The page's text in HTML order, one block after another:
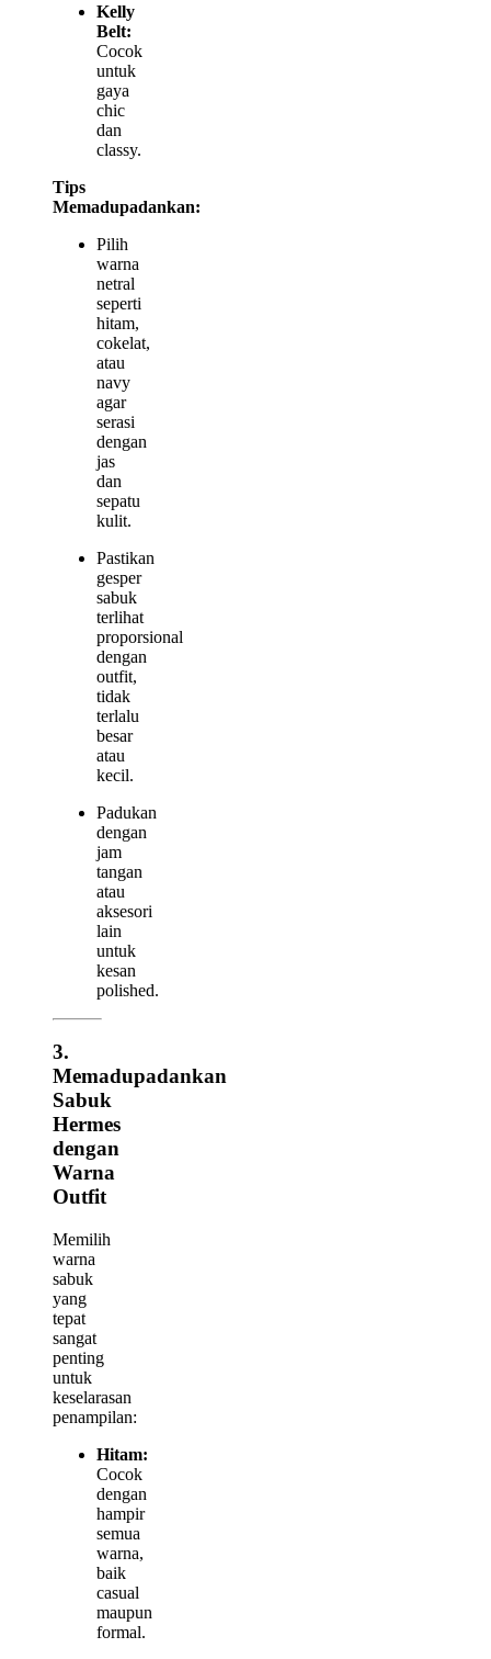
Kelly
Belt:
Cocok
untuk
gaya
chic
dan
classy.
Tips
Memadupadankan:
Pilih
warna
netral
seperti
hitam,
cokelat,
atau
navy
agar
serasi
dengan
jas
dan
sepatu
kulit.
Pastikan
gesper
sabuk
terlihat
proporsional
dengan
outfit,
tidak
terlalu
besar
atau
kecil.
Padukan
dengan
jam
tangan
atau
aksesori
lain
untuk
kesan
polished.
3.
Memadupadankan
Sabuk
Hermes
dengan
Warna
Outfit
Memilih
warna
sabuk
yang
tepat
sangat
penting
untuk
keselarasan
penampilan:
Hitam:
Cocok
dengan
hampir
semua
warna,
baik
casual
maupun
formal.